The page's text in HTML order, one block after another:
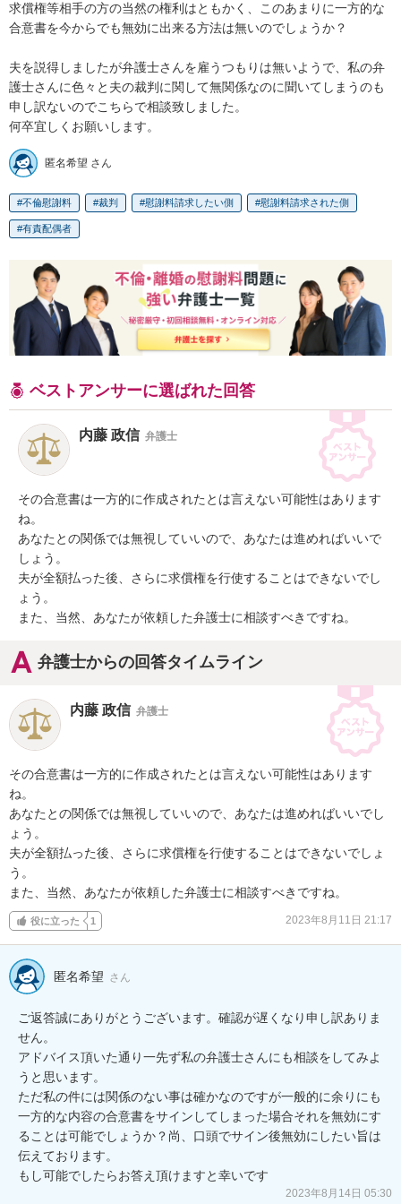
求償権等相手の方の当然の権利はともかく、このあまりに一方的な
合意書を今からでも無効に出来る方法は無いのでしょうか？
夫を説得しましたが弁護士さんを雇うつもりは無いようで、私の弁
護士さんに色々と夫の裁判に関して無関係なのに聞いてしまうのも
申し訳ないのでこちらで相談致しました。
何卒宜しくお願いします。
匿名希望 さん
不倫慰謝料 裁判 慰謝料請求したい側 慰謝料請求された側
有責配偶者
ベストアンサーに選ばれた回答
内藤 政信 弁護士
その合意書は一方的に作成されたとは言えない可能性はあります
ね。
あなたとの関係では無視していいので、あなたは進めればいいで
しょう。
夫が全額払った後、さらに求償権を行使することはできないでし
ょう。
また、当然、あなたが依頼した弁護士に相談すべきですね。
弁護士からの回答タイムライン
内藤 政信 弁護士
その合意書は一方的に作成されたとは言えない可能性はあります
ね。
あなたとの関係では無視していいので、あなたは進めればいいでし
ょう。
夫が全額払った後、さらに求償権を行使することはできないでしょ
う。
また、当然、あなたが依頼した弁護士に相談すべきですね。
役に立った 1 2023年8月11日 21:17
匿名希望 さん
ご返答誠にありがとうございます。確認が遅くなり申し訳ありま
せん。
アドバイス頂いた通り一先ず私の弁護士さんにも相談をしてみよ
うと思います。
ただ私の件には関係のない事は確かなのですが一般的に余りにも
一方的な内容の合意書をサインしてしまった場合それを無効にす
ることは可能でしょうか？尚、口頭でサイン後無効にしたい旨は
伝えております。
もし可能でしたらお答え頂けますと幸いです
2023年8月14日 05:30